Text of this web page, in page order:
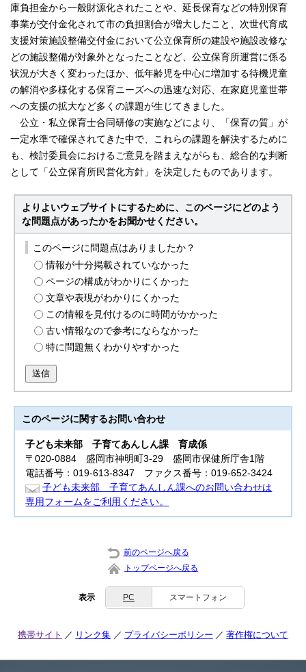
庫負担金から一般財源化されたことや、延長保育などの特別保育
事業が交付金化されて市の負担割合が増大したこと、次世代育成
支援対策施設整備交付金において公立保育所の建設や施設改修な
どの施設整備が対象外となったことなど、公立保育所運営に係る
状況が大きく変わったほか、低年齢児を中心に増加する待機児童
の解消や多様化する保育ニーズへの迅速な対応、在家庭児童世帯
への支援の拡大など多くの課題が生じてきました。
公立・私立保育士合同研修の実施などにより、「保育の質」が
一定水準で確保されてきた中で、これらの課題を解決するために
も、検討委員会におけるご意見を踏まえながらも、総合的な判断
として「公立保育所民営化方針」を決定したものであります。
よりよいウェブサイトにするために、このページにどのよう
な問題点があったかをお聞かせください。
このページに問題点はありましたか？
情報が十分掲載されていなかった
ページの構成がわかりにくかった
文章や表現がわかりにくかった
この情報を見付けるのに時間がかかった
古い情報なので参考にならなかった
特に問題無くわかりやすかった
送信
このページに関するお問い合わせ
子ども未来部子育てあんしん課 育成係
〒020-0884 盛岡市神明町3-29 盛岡市保健所庁舎1階
電話番号：019-613-8347 ファクス番号：019-652-3424
子ども未来部 子育てあんしん課へのお問い合わせは
専用フォームをご利用ください。
前のページへ戻る
トップページへ戻る
表示 PC スマートフォン
携帯サイト リンク集 プライバシーポリシー 著作権について